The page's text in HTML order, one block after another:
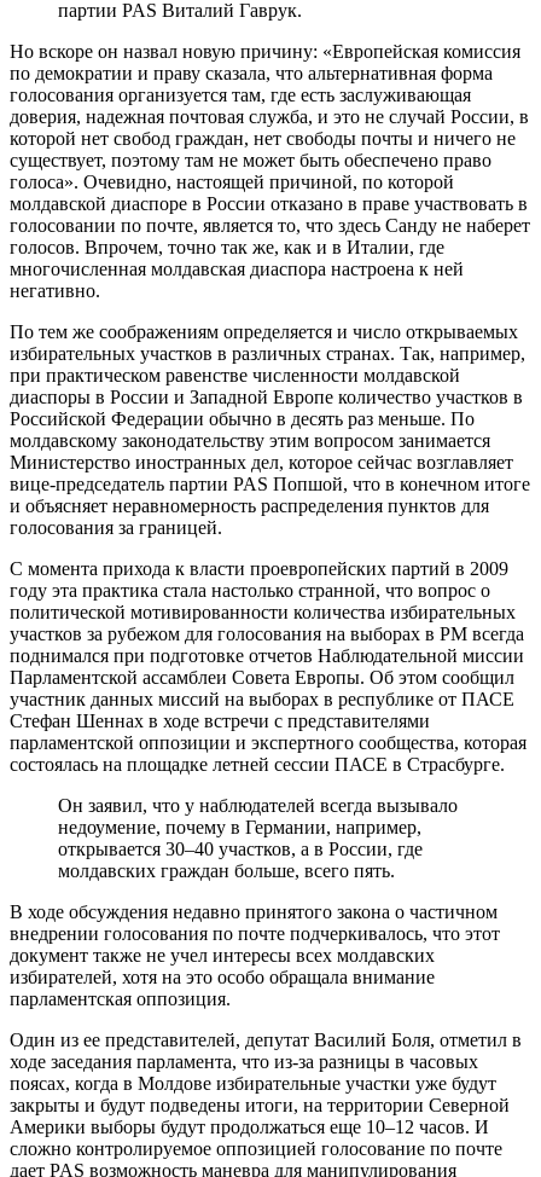
партии PAS Виталий Гаврук.
Но вскоре он назвал новую причину: «Европейская комиссия
по демократии и праву сказала, что альтернативная форма
голосования организуется там, где есть заслуживающая
доверия, надежная почтовая служба, и это не случай России, в
которой нет свобод граждан, нет свободы почты и ничего не
существует, поэтому там не может быть обеспечено право
голоса». Очевидно, настоящей причиной, по которой
молдавской диаспоре в России отказано в праве участвовать в
голосовании по почте, является то, что здесь Санду не наберет
голосов. Впрочем, точно так же, как и в Италии, где
многочисленная молдавская диаспора настроена к ней
негативно.
По тем же соображениям определяется и число открываемых
избирательных участков в различных странах. Так, например,
при практическом равенстве численности молдавской
диаспоры в России и Западной Европе количество участков в
Российской Федерации обычно в десять раз меньше. По
молдавскому законодательству этим вопросом занимается
Министерство иностранных дел, которое сейчас возглавляет
вице-председатель партии PAS Попшой, что в конечном итоге
и объясняет неравномерность распределения пунктов для
голосования за границей.
С момента прихода к власти проевропейских партий в 2009
году эта практика стала настолько странной, что вопрос о
политической мотивированности количества избирательных
участков за рубежом для голосования на выборах в РМ всегда
поднимался при подготовке отчетов Наблюдательной миссии
Парламентской ассамблеи Совета Европы. Об этом сообщил
участник данных миссий на выборах в республике от ПАСЕ
Стефан Шеннах в ходе встречи с представителями
парламентской оппозиции и экспертного сообщества, которая
состоялась на площадке летней сессии ПАСЕ в Страсбурге.
Он заявил, что у наблюдателей всегда вызывало
недоумение, почему в Германии, например,
открывается 30–40 участков, а в России, где
молдавских граждан больше, всего пять.
В ходе обсуждения недавно принятого закона о частичном
внедрении голосования по почте подчеркивалось, что этот
документ также не учел интересы всех молдавских
избирателей, хотя на это особо обращала внимание
парламентская оппозиция.
Один из ее представителей, депутат Василий Боля, отметил в
ходе заседания парламента, что из-за разницы в часовых
поясах, когда в Молдове избирательные участки уже будут
закрыты и будут подведены итоги, на территории Северной
Америки выборы будут продолжаться еще 10–12 часов. И
сложно контролируемое оппозицией голосование по почте
дает PAS возможность маневра для манипулирования